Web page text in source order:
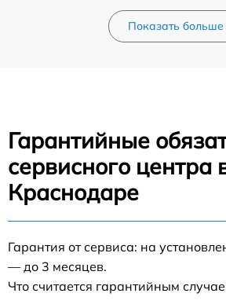
Показать больше
Гарантийные
сервисного центра
Краснодаре
Гарантия от сервиса: на
— до 3 месяцев.
Что считается гарантийным